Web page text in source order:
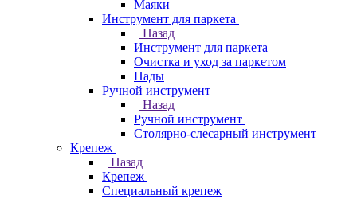
Маяки
Инструмент для паркета
Назад
Инструмент для паркета
Очистка и уход за паркетом
Пады
Ручной инструмент
Назад
Ручной инструмент
Столярно-слесарный инструмент
Крепеж
Назад
Крепеж
Специальный крепеж